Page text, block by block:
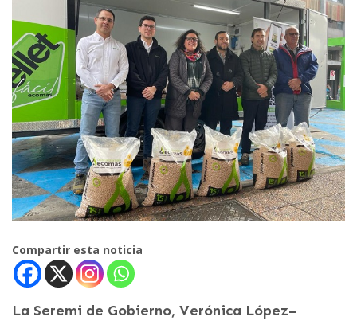
Compartir esta noticia
La Seremi de Gobierno, Verónica López–